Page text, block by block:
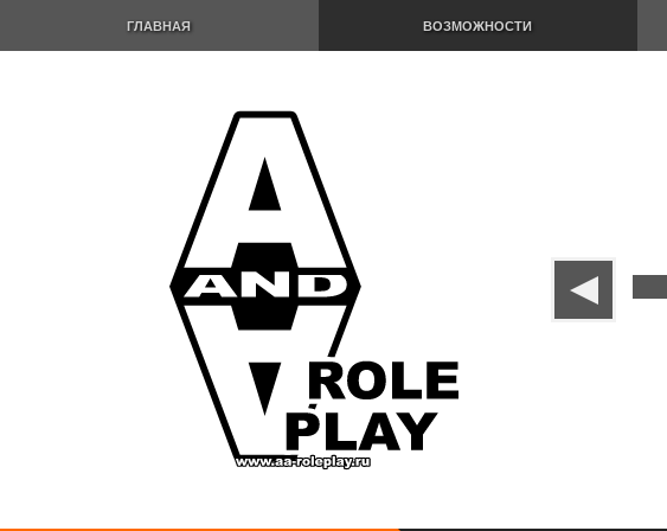
ГЛАВНАЯ ВОЗМОЖНОСТИ